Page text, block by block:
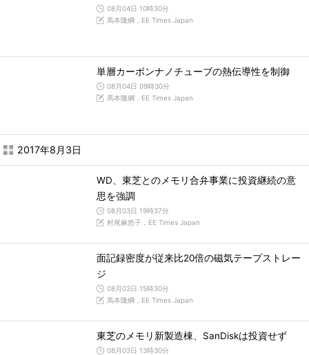
08月04日 10時30分
馬本隆綱，EE Times Japan
単層カーボンナノチューブの熱伝導性を制御
08月04日 09時30分
馬本隆綱，EE Times Japan
2017年8月3日
WD、東芝とのメモリ合弁事業に投資継続の意
思を強調
08月03日 19時37分
村尾麻悠子，EE Times Japan
面記録密度が従来比20倍の磁気テープストレー
ジ
08月03日 15時30分
馬本隆綱，EE Times Japan
東芝のメモリ新製造棟、SanDiskは投資せず
08月03日 13時30分